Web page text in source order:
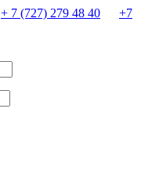
+ 7 (727) 279 48 40
+7